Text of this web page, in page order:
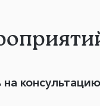
на